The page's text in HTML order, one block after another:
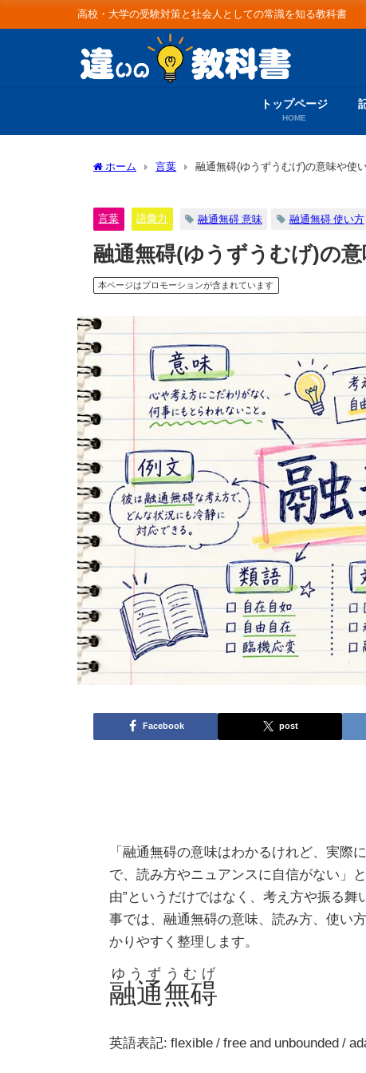
高校・大学の受験対策と社会人としての常識を知る教科書
トップページ
HOME
ホーム 言葉 融通無碍(ゆうずうむげ)の意味や使
言葉 語彙力 融通無碍 意味 融通無碍 使い方
融通無碍(ゆうずうむげ)の意
本ページはプロモーションが含まれています
Facebook post
「融通無碍の意味はわかるけれど、実際
で、読み方やニュアンスに自信がない」
由”というだけではなく、考え方や振る
事では、融通無碍の意味、読み方、使い
かりやすく整理します。
融通無碍
ゆうずうむげ
英語表記: flexible / free and unbounded /